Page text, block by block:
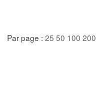
Par page : 25 50 100 200